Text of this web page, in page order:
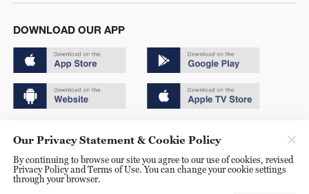
DOWNLOAD OUR APP
京ICP备20000184号
京公网安备 11010502050052号
Our Privacy Statement & Cookie Policy
By continuing to browse our site you agree to our use of cookies, revised
Privacy Policy and Terms of Use. You can change your cookie settings
through your browser.